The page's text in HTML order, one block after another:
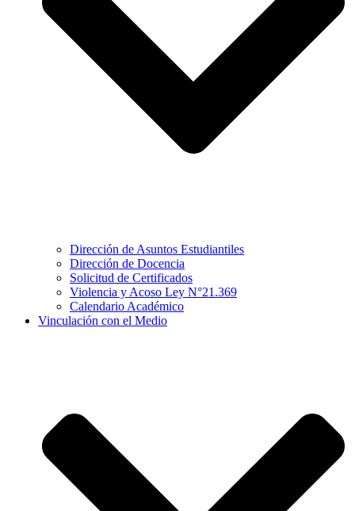
Dirección de Asuntos Estudiantiles
Dirección de Docencia
Solicitud de Certificados
Violencia y Acoso Ley N°21.369
Calendario Académico
Vinculación con el Medio